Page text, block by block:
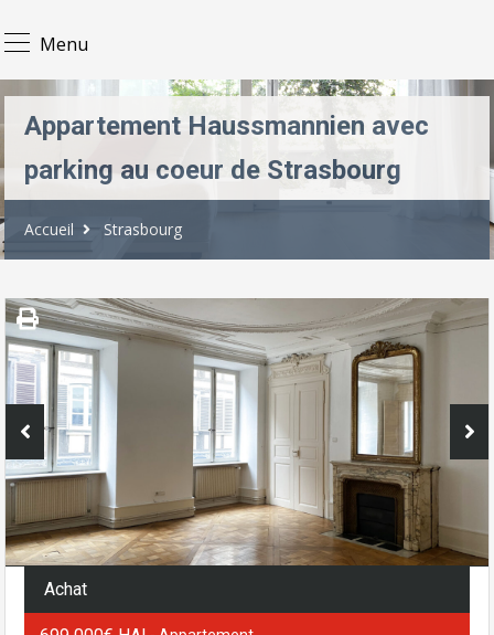
Menu
Appartement Haussmannien avec
parking au coeur de Strasbourg
Accueil Strasbourg
Achat